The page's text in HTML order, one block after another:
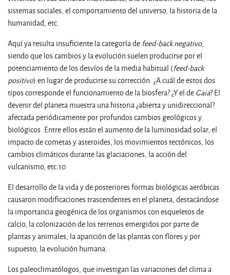
sistemas sociales, el comportamiento del universo, la historia de la
humanidad, etc.
Aquí ya resulta insuficiente la categoría defeed-back negativo,
siendo que los cambios y la evolución suelen producirse por el
potenciamiento de los desvíos de la media habitual (feed-back
positivo) en lugar de producirse su corrección. ¿A cuál de estos dos
tipos corresponde el funcionamiento de la biosfera? ¿Y el deGaia? El
devenir del planeta muestra una historia ¿abierta y unidireccional?
afectada periódicamente por profundos cambios geológicos y
biológicos. Entre ellos están el aumento de la luminosidad solar, el
impacto de cometas y asteroides, los movimientos tectónicos, los
cambios climáticos durante las glaciaciones, la acción del
vulcanismo, etc.10
El desarrollo de la vida y de posteriores formas biológicas aeróbicas
causaron modificaciones trascendentes en el planeta, destacándose
la importancia geogénica de los organismos con esqueletos de
calcio, la colonización de los terrenos emergidos por parte de
plantas y animales, la aparición de las plantas con flores y por
supuesto, la evolución humana.
Los paleoclimatólogos, que investigan las variaciones del clima a